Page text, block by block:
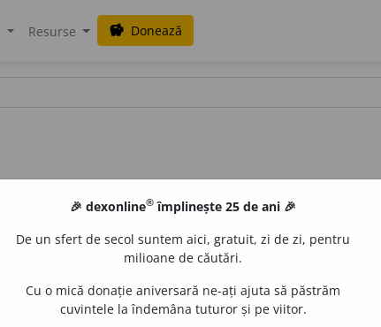
Resurse savings Donează
🎉 dexonline® împlinește 25 de ani 🎉
De un sfert de secol suntem aici, gratuit, zi de zi, pentru
milioane de căutări.
Cu o mică donație aniversară ne-ați ajuta să păstrăm
cuvintele la îndemâna tuturor și pe viitor.